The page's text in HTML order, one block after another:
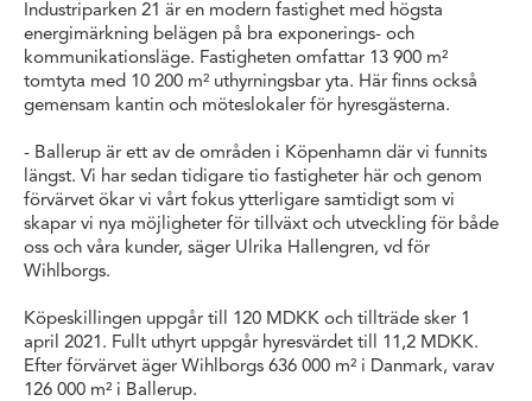
Industriparken 21 är en modern fastighet med högsta
energimärkning belägen på bra exponerings- och
kommunikationsläge. Fastigheten omfattar 13 900 m²
tomtyta med 10 200 m² uthyrningsbar yta. Här finns också
gemensam kantin och möteslokaler för hyresgästerna.
- Ballerup är ett av de områden i Köpenhamn där vi funnits
längst. Vi har sedan tidigare tio fastigheter här och genom
förvärvet ökar vi vårt fokus ytterligare samtidigt som vi
skapar vi nya möjligheter för tillväxt och utveckling för både
oss och våra kunder, säger Ulrika Hallengren, vd för
Wihlborgs.
Köpeskillingen uppgår till 120 MDKK och tillträde sker 1
april 2021. Fullt uthyrt uppgår hyresvärdet till 11,2 MDKK.
Efter förvärvet äger Wihlborgs 636 000 m² i Danmark, varav
126 000 m² i Ballerup.